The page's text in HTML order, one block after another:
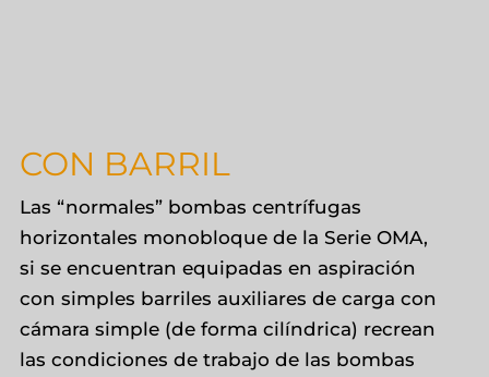
CON BARRIL
Las “normales” bombas centrífugas
horizontales monobloque de la Serie OMA,
si se encuentran equipadas en aspiración
con simples barriles auxiliares de carga con
cámara simple (de forma cilíndrica) recrean
las condiciones de trabajo de las bombas